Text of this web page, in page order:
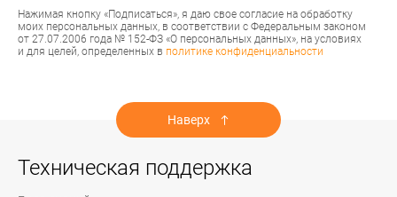
Нажимая кнопку «Подписаться», я даю свое согласие на обработку
моих персональных данных, в соответствии с Федеральным законом
от 27.07.2006 года № 152-ФЗ «О персональных данных», на условиях
и для целей, определенных в политике конфиденциальности
Наверх
Техническая поддержка